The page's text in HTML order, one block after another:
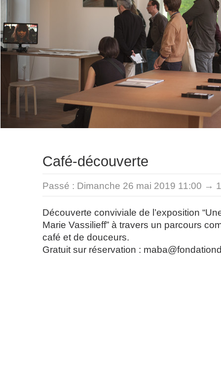
Café-découverte
Passé : Dimanche 26 mai 2019 11:00 →
Découverte conviviale de l’exposition
Marie Vassilieff” à travers un parcours
café et de douceurs.
Gratuit sur réservation :